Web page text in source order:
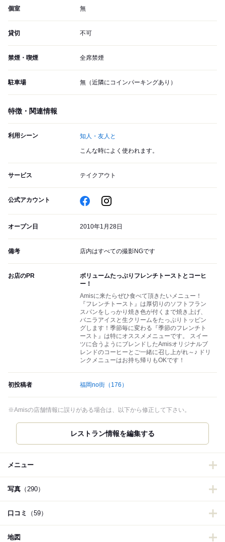
個室 無
貸切 不可
禁煙・喫煙 全席禁煙
駐車場 無（近隣にコインパーキングあり）
特徴・関連情報
利用シーン 知人・友人と
こんな時によく使われます。
サービス テイクアウト
公式アカウント
オープン日 2010年1月28日
備考 店内はすべての撮影NGです
お店のPR
ボリュームたっぷりフレンチトーストとコーヒ
ー！
Amisに来たらぜひ食べて頂きたいメニュー！
『フレンチトースト』は厚切りのソフトフラン
スパンをしっかり焼き色が付くまで焼き上げ、
バニラアイスと生クリームをたっぷりトッピン
グします！季節毎に変わる『季節のフレンチト
ースト』は特にオススメメニューです。 スイー
ツに合うようにブレンドしたAmisオリジナルブ
レンドのコーヒーとご一緒に召し上がれ～♪ ドリ
ンクメニューはお持ち帰りもOKです！
初投稿者 福岡no街 （176）
※Amisの店舗情報に誤りがある場合は、以下から修正して下さい。
レストラン情報を編集する
メニュー
写真 （290）
口コミ （59）
地図